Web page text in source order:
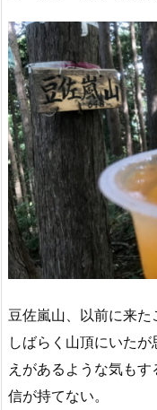
豆佐嵐山、以前に来た
しばらく山頂にいた
えがあるような気も
信が持てない。